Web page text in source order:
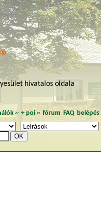
hivatalos oldala
~ +poi~ fórum FAQ belépés